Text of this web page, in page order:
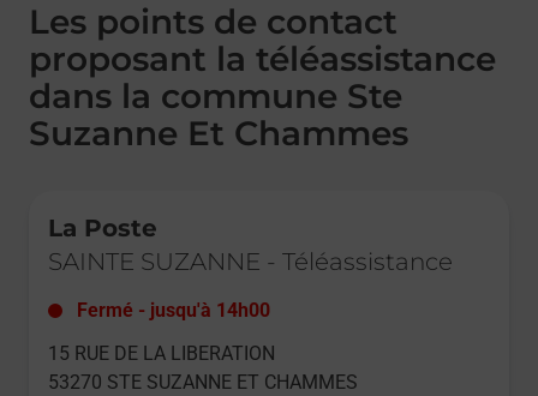
Les points de contact
proposant la téléassistance
dans la commune Ste
Suzanne Et Chammes
La Poste
SAINTE SUZANNE - Téléassistance
Fermé - jusqu'à 14h00
15 RUE DE LA LIBERATION
53270 STE SUZANNE ET CHAMMES